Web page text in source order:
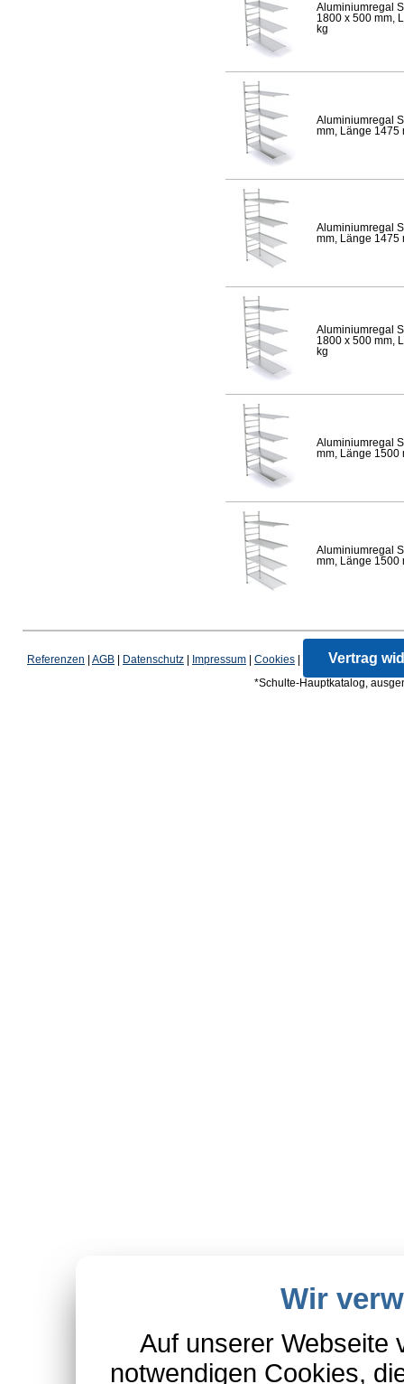
Aluminiumregal
1800 x 500 mm,
kg
Aluminiumregal
mm, Länge 1475
Aluminiumregal
mm, Länge 1475
Aluminiumregal
1800 x 500 mm,
kg
Aluminiumregal
mm, Länge 1500
Aluminiumregal
mm, Länge 1500
Referenzen AGB Datenschutz Impressum Cookies Vertrag
*Schulte-Hauptkatalog,
Wir
Auf unserer Webseite
notwendigen Cookies,